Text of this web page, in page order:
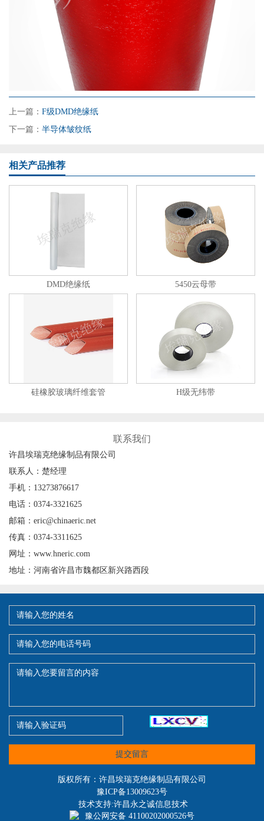
上一篇： F级DMD绝缘纸
下一篇： 半导体皱纹纸
相关产品推荐
DMD绝缘纸 5450云母带
硅橡胶玻璃纤维套管 H级无纬带
联系我们
许昌埃瑞克绝缘制品有限公司
联系人：楚经理
手机：13273876617
电话：0374-3321625
邮箱：eric@chinaeric.net
传真：0374-3311625
网址：www.hneric.com
地址：河南省许昌市魏都区新兴路西段
提交留言
版权所有：许昌埃瑞克绝缘制品有限公司
豫ICP备13009623号
技术支持:许昌永之诚信息技术
豫公网安备 41100202000526号